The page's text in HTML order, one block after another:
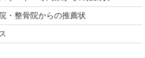
・整骨院からの推薦状